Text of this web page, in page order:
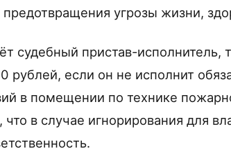
угрозы жизни,
судебный пристав-исполнитель,
если он не исполнит
в помещении по технике
что в случае игнорирования для